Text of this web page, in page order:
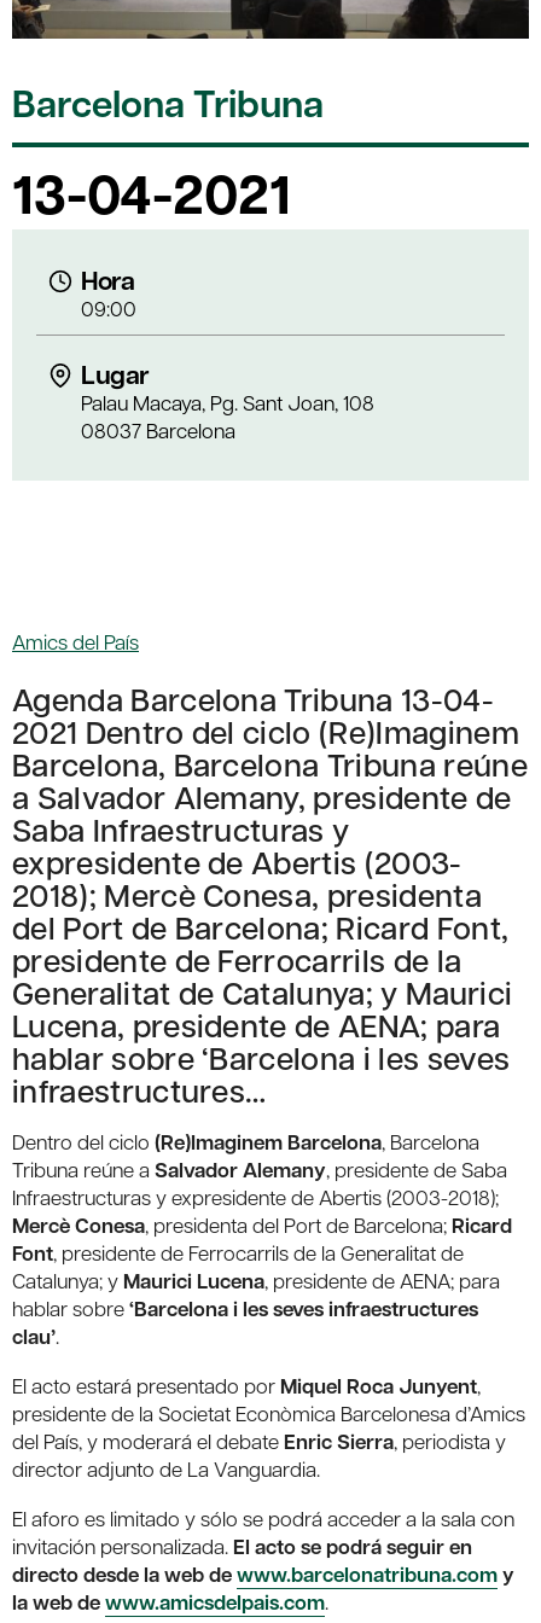
Barcelona Tribuna
13-04-2021
Hora
09:00
Lugar
Palau Macaya, Pg. Sant Joan, 108
08037 Barcelona
Amics del País
Agenda Barcelona Tribuna 13-04-
2021 Dentro del ciclo (Re)Imaginem
Barcelona, Barcelona Tribuna reúne
a Salvador Alemany, presidente de
Saba Infraestructuras y
expresidente de Abertis (2003-
2018); Mercè Conesa, presidenta
del Port de Barcelona; Ricard Font,
presidente de Ferrocarrils de la
Generalitat de Catalunya; y Maurici
Lucena, presidente de AENA; para
hablar sobre ‘Barcelona i les seves
infraestructures…
Dentro del ciclo (Re)Imaginem Barcelona, Barcelona
Tribuna reúne a Salvador Alemany, presidente de Saba
Infraestructuras y expresidente de Abertis (2003-2018);
Mercè Conesa, presidenta del Port de Barcelona; Ricard
Font, presidente de Ferrocarrils de la Generalitat de
Catalunya; y Maurici Lucena, presidente de AENA; para
hablar sobre‘Barcelona i les seves infraestructures
clau’.
El acto estará presentado por Miquel Roca Junyent,
presidente de la Societat Econòmica Barcelonesa d’Amics
del País, y moderará el debate Enric Sierra, periodista y
director adjunto de La Vanguardia.
El aforo es limitado y sólo se podrá acceder a la sala con
invitación personalizada. El acto se podrá seguir en
directo desde la web dewww.barcelonatribuna.comy
la web dewww.amicsdelpais.com.